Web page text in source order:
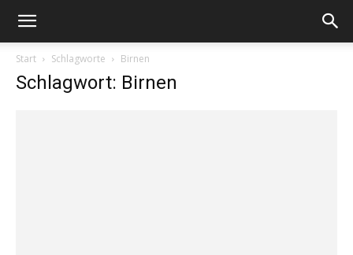
Start Schlagworte Birnen
Schlagwort: Birnen